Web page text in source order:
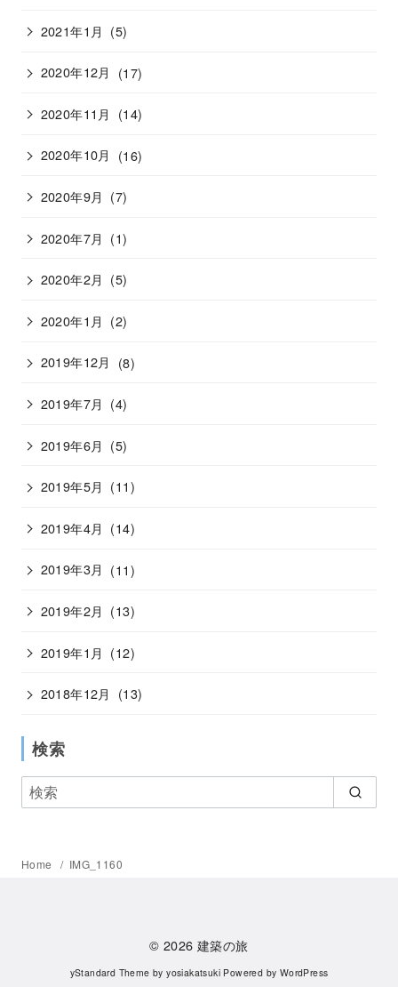
2021年1月 (5)
2020年12月 (17)
2020年11月 (14)
2020年10月 (16)
2020年9月 (7)
2020年7月 (1)
2020年2月 (5)
2020年1月 (2)
2019年12月 (8)
2019年7月 (4)
2019年6月 (5)
2019年5月 (11)
2019年4月 (14)
2019年3月 (11)
2019年2月 (13)
2019年1月 (12)
2018年12月 (13)
検索
Home IMG_1160
© 2026建築の旅
yStandard Theme byyosiakatsuki Powered by WordPress